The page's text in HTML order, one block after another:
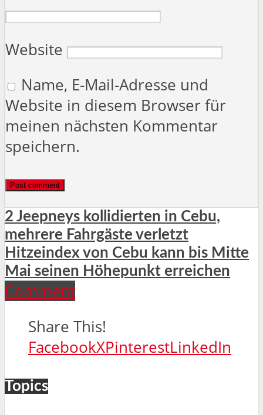
Website
Name, E-Mail-Adresse und
Website in diesem Browser für
meinen nächsten Kommentar
speichern.
2 Jeepneys kollidierten in Cebu,
mehrere Fahrgäste verletzt
Hitzeindex von Cebu kann bis Mitte
Mai seinen Höhepunkt erreichen
Comment
Share This!
FacebookXPinterestLinkedIn
Topics